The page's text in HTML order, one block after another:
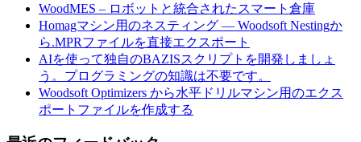
WoodMES – ロボットと統合されたスマート倉庫
Homagマシン用のネスティング — Woodsoft Nestingか
ら.MPRファイルを直接エクスポート
AIを使って独自のBAZISスクリプトを開発しましょ
う。プログラミングの知識は不要です。
Woodsoft Optimizers から水平ドリルマシン用のエクス
ポートファイルを作成する